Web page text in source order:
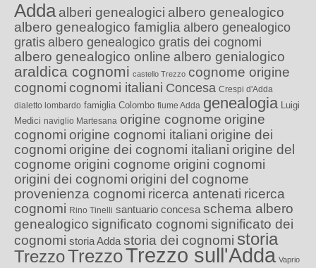
Adda alberi genealogici albero genealogico
albero genealogico famiglia albero genealogico
gratis albero genealogico gratis dei cognomi
albero genealogico online albero genialogico
araldica cognomi castello Trezzo cognome origine
cognomi cognomi italiani Concesa Crespi d'Adda
dialetto lombardo famiglia Colombo fiume Adda genealogia Luigi
Medici naviglio Martesana origine cognome origine
cognomi origine cognomi italiani origine dei
cognomi origine dei cognomi italiani origine del
cognome origini cognome origini cognomi
origini dei cognomi origini del cognome
provenienza cognomi ricerca antenati ricerca
cognomi Rino Tinelli santuario concesa schema albero
genealogico significato cognomi significato dei
cognomi storia Adda storia dei cognomi storia
TrezzoTrezzoTrezzo sull'Adda Vaprio